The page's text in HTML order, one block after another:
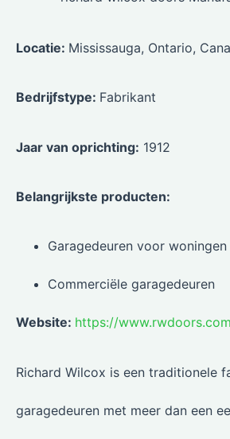
Locatie: Mississauga, Ontario,
Bedrijfstype: Fabrikant
Jaar van oprichting: 1912
Belangrijkste producten:
Garagedeuren voor woningen
Commerciële garagedeuren
Website: https://
Richard Wilcox is een traditionele
garagedeuren met meer dan een